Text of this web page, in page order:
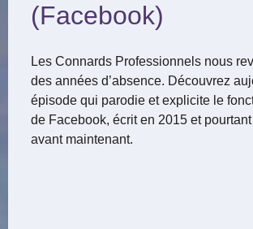
(Facebook)
Les Connards Professionnels nous
des années d’absence. Découvrez
épisode qui parodie et explicite le
de Facebook, écrit en 2015 et
avant maintenant.